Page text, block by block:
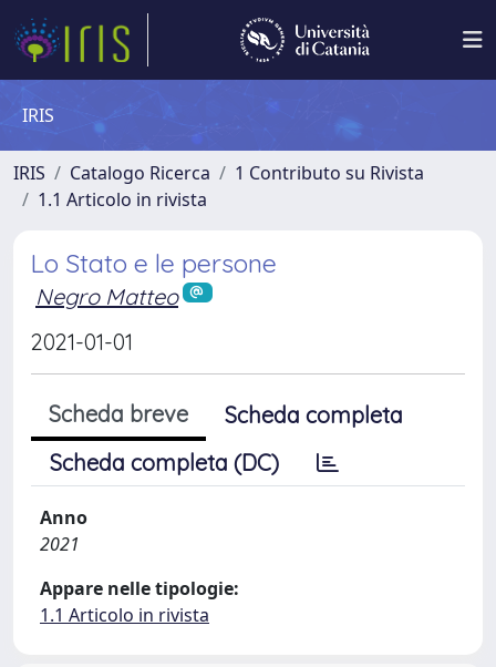
IRIS
IRIS Catalogo Ricerca
1 Contributo su Rivista
1.1 Articolo in rivista
Lo Stato e le persone
Negro Matteo
2021-01-01
Scheda breve
Scheda completa
Scheda completa (DC)
Anno
2021
Appare nelle tipologie:
1.1 Articolo in rivista